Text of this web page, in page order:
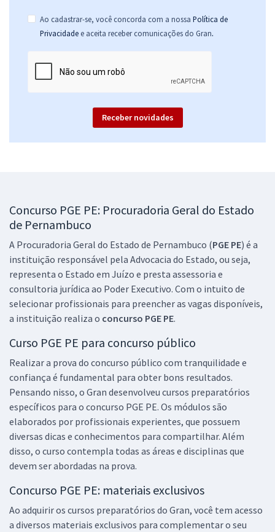
Ao cadastrar-se, você concorda com a nossa Política de
Privacidade e aceita receber comunicações do Gran.
Receber novidades
Concurso PGE PE: Procuradoria Geral do Estado
de Pernambuco
A Procuradoria Geral do Estado de Pernambuco (PGE PE) é a
instituição responsável pela Advocacia do Estado, ou seja,
representa o Estado em Juízo e presta assessoria e
consultoria jurídica ao Poder Executivo. Com o intuito de
selecionar profissionais para preencher as vagas disponíveis,
a instituição realiza o concurso PGE PE.
Curso PGE PE para concurso público
Realizar a prova do concurso público com tranquilidade e
confiança é fundamental para obter bons resultados.
Pensando nisso, o Gran desenvolveu cursos preparatórios
específicos para o concurso PGE PE. Os módulos são
elaborados por profissionais experientes, que possuem
diversas dicas e conhecimentos para compartilhar. Além
disso, o curso contempla todas as áreas e disciplinas que
devem ser abordadas na prova.
Concurso PGE PE: materiais exclusivos
Ao adquirir os cursos preparatórios do Gran, você tem acesso
a diversos materiais exclusivos para complementar o seu